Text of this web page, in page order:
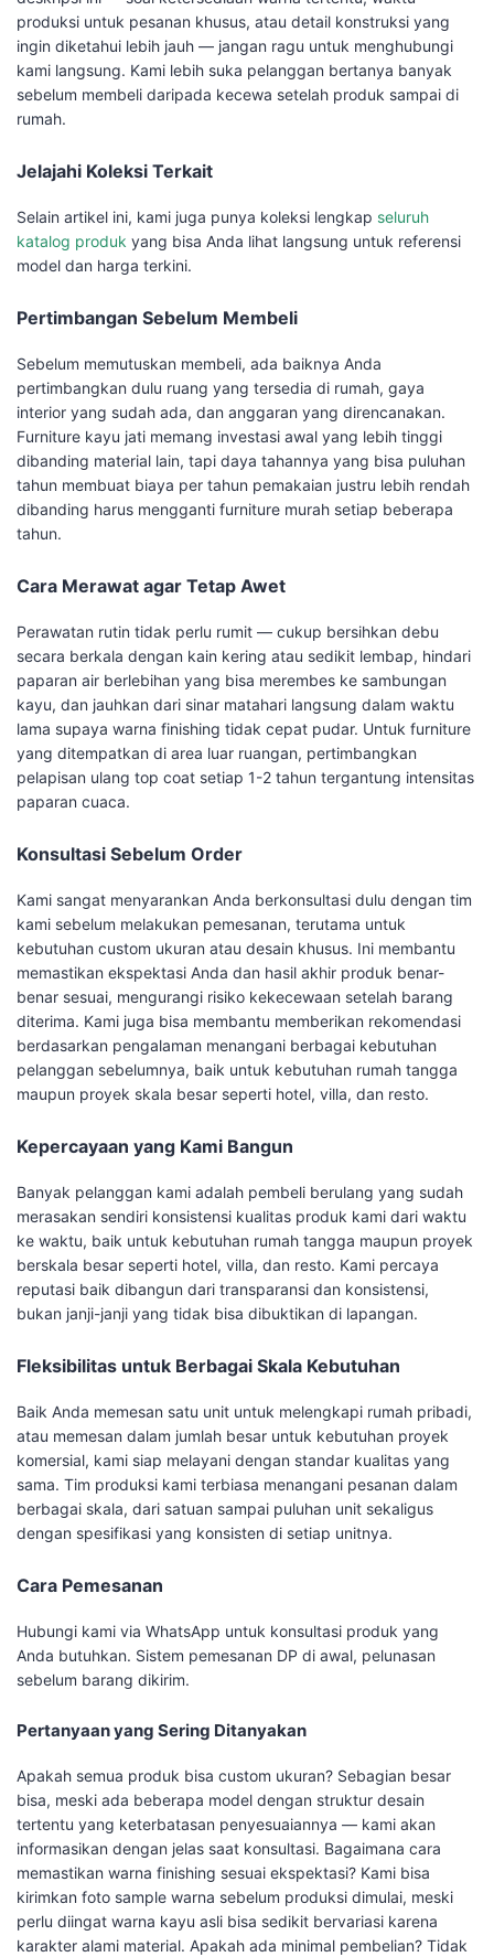
produksi untuk pesanan khusus, atau detail konstruksi yang
ingin diketahui lebih jauh — jangan ragu untuk menghubungi
kami langsung. Kami lebih suka pelanggan bertanya banyak
sebelum membeli daripada kecewa setelah produk sampai di
rumah.
Jelajahi Koleksi Terkait
Selain artikel ini, kami juga punya koleksi lengkap seluruh
katalog produk yang bisa Anda lihat langsung untuk referensi
model dan harga terkini.
Pertimbangan Sebelum Membeli
Sebelum memutuskan membeli, ada baiknya Anda
pertimbangkan dulu ruang yang tersedia di rumah, gaya
interior yang sudah ada, dan anggaran yang direncanakan.
Furniture kayu jati memang investasi awal yang lebih tinggi
dibanding material lain, tapi daya tahannya yang bisa puluhan
tahun membuat biaya per tahun pemakaian justru lebih rendah
dibanding harus mengganti furniture murah setiap beberapa
tahun.
Cara Merawat agar Tetap Awet
Perawatan rutin tidak perlu rumit — cukup bersihkan debu
secara berkala dengan kain kering atau sedikit lembap, hindari
paparan air berlebihan yang bisa merembes ke sambungan
kayu, dan jauhkan dari sinar matahari langsung dalam waktu
lama supaya warna finishing tidak cepat pudar. Untuk furniture
yang ditempatkan di area luar ruangan, pertimbangkan
pelapisan ulang top coat setiap 1-2 tahun tergantung intensitas
paparan cuaca.
Konsultasi Sebelum Order
Kami sangat menyarankan Anda berkonsultasi dulu dengan tim
kami sebelum melakukan pemesanan, terutama untuk
kebutuhan custom ukuran atau desain khusus. Ini membantu
memastikan ekspektasi Anda dan hasil akhir produk benar-
benar sesuai, mengurangi risiko kekecewaan setelah barang
diterima. Kami juga bisa membantu memberikan rekomendasi
berdasarkan pengalaman menangani berbagai kebutuhan
pelanggan sebelumnya, baik untuk kebutuhan rumah tangga
maupun proyek skala besar seperti hotel, villa, dan resto.
Kepercayaan yang Kami Bangun
Banyak pelanggan kami adalah pembeli berulang yang sudah
merasakan sendiri konsistensi kualitas produk kami dari waktu
ke waktu, baik untuk kebutuhan rumah tangga maupun proyek
berskala besar seperti hotel, villa, dan resto. Kami percaya
reputasi baik dibangun dari transparansi dan konsistensi,
bukan janji-janji yang tidak bisa dibuktikan di lapangan.
Fleksibilitas untuk Berbagai Skala Kebutuhan
Baik Anda memesan satu unit untuk melengkapi rumah pribadi,
atau memesan dalam jumlah besar untuk kebutuhan proyek
komersial, kami siap melayani dengan standar kualitas yang
sama. Tim produksi kami terbiasa menangani pesanan dalam
berbagai skala, dari satuan sampai puluhan unit sekaligus
dengan spesifikasi yang konsisten di setiap unitnya.
Cara Pemesanan
Hubungi kami via WhatsApp untuk konsultasi produk yang
Anda butuhkan. Sistem pemesanan DP di awal, pelunasan
sebelum barang dikirim.
Pertanyaan yang Sering Ditanyakan
Apakah semua produk bisa custom ukuran? Sebagian besar
bisa, meski ada beberapa model dengan struktur desain
tertentu yang keterbatasan penyesuaiannya — kami akan
informasikan dengan jelas saat konsultasi. Bagaimana cara
memastikan warna finishing sesuai ekspektasi? Kami bisa
kirimkan foto sample warna sebelum produksi dimulai, meski
perlu diingat warna kayu asli bisa sedikit bervariasi karena
karakter alami material. Apakah ada minimal pembelian? Tidak